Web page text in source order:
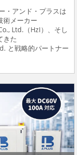
・アンド・プラスは
術メーカー
Ltd.（HzI）、そし
きた
と戦略的パートナー